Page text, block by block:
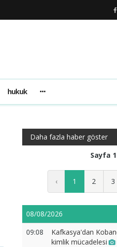
hukuk
Daha fazla haber göster
Sayfa
‹ 1 2 3
08/08/2026
09:08
Kafkasya'dan
kimlik mücadelesi